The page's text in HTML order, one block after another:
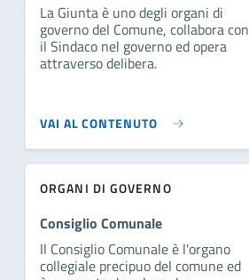
La Giunta è uno degli organi di
governo del Comune, collabora con
il Sindaco nel governo ed opera
attraverso delibera.
VAI AL CONTENUTO
ORGANI DI GOVERNO
Consiglio Comunale
Il Consiglio Comunale è l'organo
collegiale precipuo del comune ed